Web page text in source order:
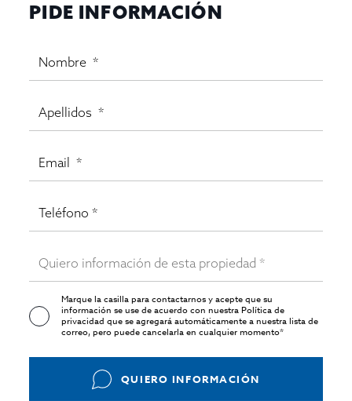
PIDE INFORMACIÓN
Marque la casilla para contactarnos y acepte que su
información se use de acuerdo con nuestraPolítica de
privacidadque se agregará automáticamente a nuestra lista de
correo, pero puede cancelarla en cualquier momento*
QUIERO INFORMACIÓN